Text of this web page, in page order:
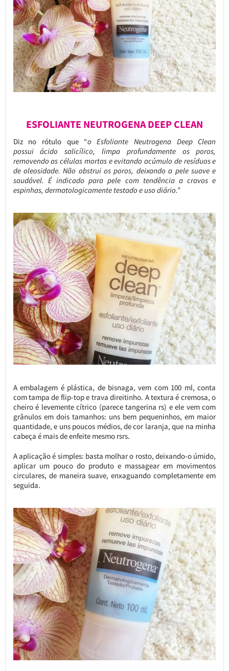
ESFOLIANTE NEUTROGENA DEEP CLEAN
Diz no rótulo que “o Esfoliante Neutrogena Deep Clean
possui ácido salicílico, limpa profundamente os poros,
removendo as células mortas e evitando acúmulo de resíduos e
de oleosidade. Não obstrui os poros, deixando a pele suave e
saudável. É indicado para pele com tendência a cravos e
espinhas, dermatologicamente testado e uso diário.”
A embalagem é plástica, de bisnaga, vem com 100 ml, conta
com tampa de flip-top e trava direitinho. A textura é cremosa, o
cheiro é levemente cítrico (parece tangerina rs) e ele vem com
grânulos em dois tamanhos: uns bem pequeninhos, em maior
quantidade, e uns poucos médios, de cor laranja, que na minha
cabeça é mais de enfeite mesmo rsrs.
A aplicação é simples: basta molhar o rosto, deixando-o úmido,
aplicar um pouco do produto e massagear em movimentos
circulares, de maneira suave, enxaguando completamente em
seguida.